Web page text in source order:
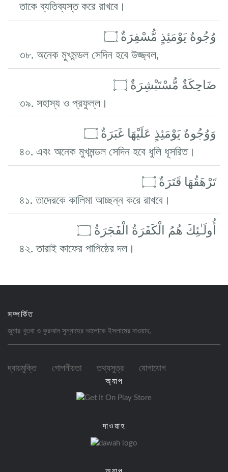
তাকে ব্যতিব্যস্ত করে রাখবে।
وُجُوهٌ يَوْمَئِذٍ مُّسْفِرَةٌ ۝
৩৮. অনেক মুখমন্ডল সেদিন হবে উজ্জ্বল,
ضَاحِكَةٌ مُّسْتَبْشِرَةٌ ۝
৩৯. সহাস্য ও প্রফুল্ল।
وَوُجُوهٌ يَوْمَئِذٍ عَلَيْهَا غَبَرَةٌ ۝
৪০. এবং অনেক মুখমন্ডল সেদিন হবে ধুলি ধূসরিত।
تَرْهَقُهَا قَتَرَةٌ ۝
৪১. তাদেরকে কালিমা আচ্ছন্ন করে রাখবে।
أُولَـٰئِكَ هُمُ الْكَفَرَةُ الْفَجَرَةُ ۝
৪২. তারাই কাফের পাপিষ্ঠের দল।
সম্পর্কিত
জুমার খুতবা ও কুরআন সুন্নাহের আলোকে ইসলামের দাওয়াহ.
দ্বায়মুক্তি গোপনীয়তা তথ্যসুত্র যোগাযোগ
অ্যাপ
দাওয়াহ